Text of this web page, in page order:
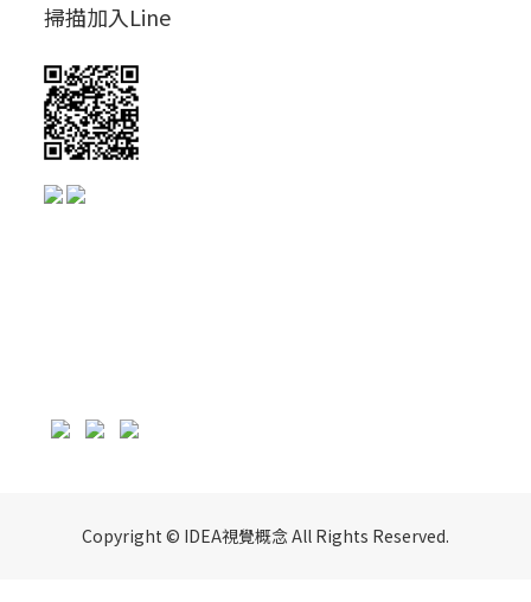
掃描加入Line
Copyright © IDEA視覺概念 All Rights Reserved.